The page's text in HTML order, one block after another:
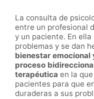
La consulta de
entre un profesional
y un paciente. En
problemas y se dan
bienestar
proceso
terapéutica en la
pacientes para que
duraderas a sus